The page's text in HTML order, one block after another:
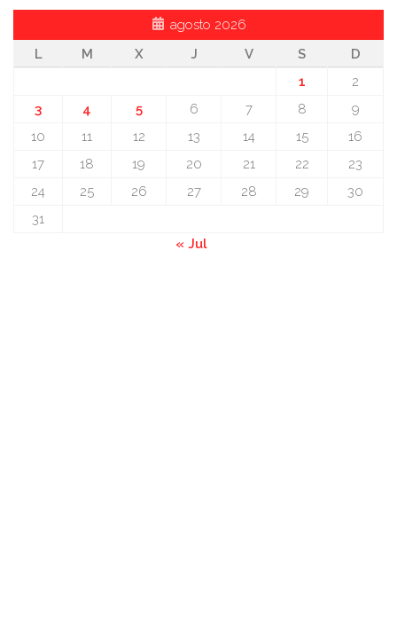
agosto 2026
L
M X J V S
D
1
2
3
4 5 6 7 8
9
10
11 12 13 14 15
16
17
18 19 20 21 22
23
24
25 26 27 28 29
30
31
« Jul